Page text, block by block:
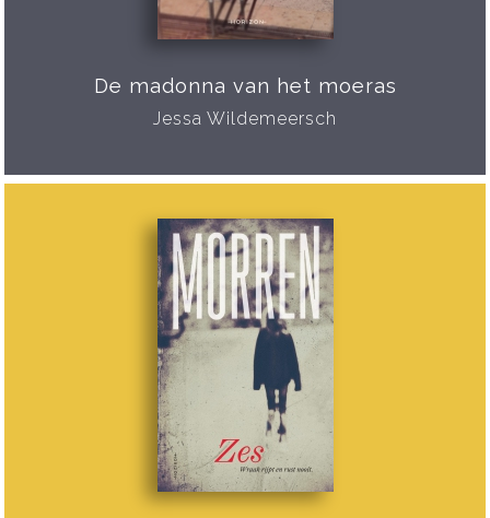
De madonna van het moeras
Jessa Wildemeersch